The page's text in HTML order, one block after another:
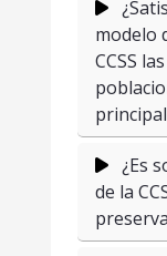
modelo
CCSS
¿Es
de la